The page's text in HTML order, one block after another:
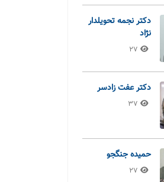
دکتر نجمه تحویلدار
نژاد
27
دکتر عفت زادسر
37
حمیده جنگجو
27